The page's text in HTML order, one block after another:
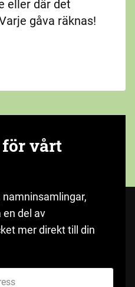
eller där det
gåva räknas!
vårt
namninsamlingar,
en del av
mer direkt till din